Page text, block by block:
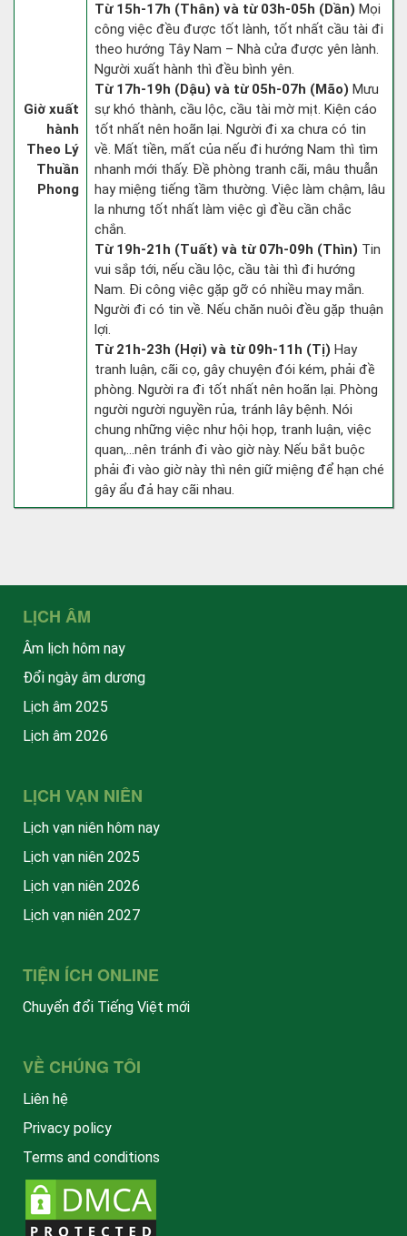
Giờ xuất
hành
Theo Lý
Thuần
Phong
Từ 15h-17h (Thân) và từ 03h-05h (Dần) Mọi
công việc đều được tốt lành, tốt nhất cầu tài đi
theo hướng Tây Nam – Nhà cửa được yên lành.
Người xuất hành thì đều bình yên.
Từ 17h-19h (Dậu) và từ 05h-07h (Mão) Mưu
sự khó thành, cầu lộc, cầu tài mờ mịt. Kiện cáo
tốt nhất nên hoãn lại. Người đi xa chưa có tin
về. Mất tiền, mất của nếu đi hướng Nam thì tìm
nhanh mới thấy. Đề phòng tranh cãi, mâu thuẫn
hay miệng tiếng tầm thường. Việc làm chậm, lâu
la nhưng tốt nhất làm việc gì đều cần chắc
chắn.
Từ 19h-21h (Tuất) và từ 07h-09h (Thìn) Tin
vui sắp tới, nếu cầu lộc, cầu tài thì đi hướng
Nam. Đi công việc gặp gỡ có nhiều may mắn.
Người đi có tin về. Nếu chăn nuôi đều gặp thuận
lợi.
Từ 21h-23h (Hợi) và từ 09h-11h (Tị) Hay
tranh luận, cãi cọ, gây chuyện đói kém, phải đề
phòng. Người ra đi tốt nhất nên hoãn lại. Phòng
người người nguyền rủa, tránh lây bệnh. Nói
chung những việc như hội họp, tranh luận, việc
quan,…nên tránh đi vào giờ này. Nếu bắt buộc
phải đi vào giờ này thì nên giữ miệng để hạn ché
gây ẩu đả hay cãi nhau.
LỊCH ÂM
Âm lịch hôm nay
Đổi ngày âm dương
Lịch âm 2025
Lịch âm 2026
LỊCH VẠN NIÊN
Lịch vạn niên hôm nay
Lịch vạn niên 2025
Lịch vạn niên 2026
Lịch vạn niên 2027
TIỆN ÍCH ONLINE
Chuyển đổi Tiếng Việt mới
VỀ CHÚNG TÔI
Liên hệ
Privacy policy
Terms and conditions